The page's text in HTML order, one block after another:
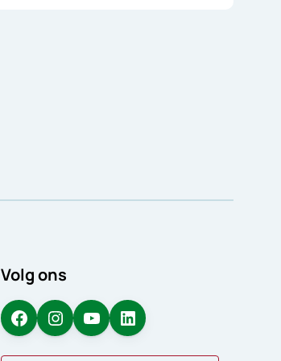
Volg ons
Facebook
Instagram
YouTubeLinkedIn